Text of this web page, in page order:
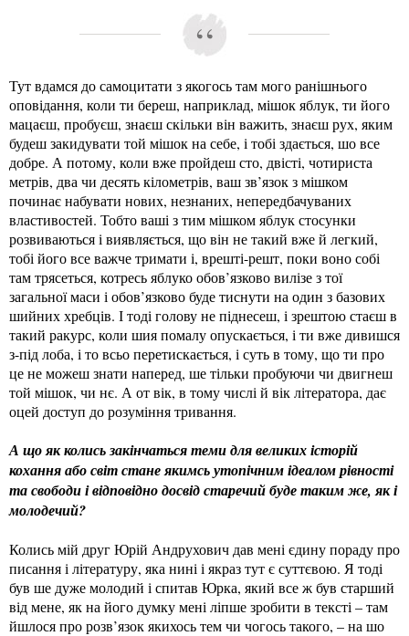
Тут вдамся до самоцитати з якогось там мого ранішнього
оповідання, коли ти береш, наприклад, мішок яблук, ти його
мацаєш, пробуєш, знаєш скільки він важить, знаєш рух, яким
будеш закидувати той мішок на себе, і тобі здається, шо все
добре. А потому, коли вже пройдеш сто, двісті, чотириста
метрів, два чи десять кілометрів, ваш зв’язок з мішком
починає набувати нових, незнаних, непередбачуваних
властивостей. Тобто ваші з тим мішком яблук стосунки
розвиваються і виявляється, що він не такий вже й легкий,
тобі його все важче тримати і, врешті-решт, поки воно собі
там трясеться, котресь яблуко обов’язково вилізе з тої
загальної маси і обов’язково буде тиснути на один з базових
шийних хребців. І тоді голову не піднесеш, і зрештою стаєш в
такий ракурс, коли шия помалу опускається, і ти вже дивишся
з-під лоба, і то всьо перетискається, і суть в тому, що ти про
це не можеш знати наперед, ше тільки пробуючи чи двигнеш
той мішок, чи нє. А от вік, в тому числі й вік літератора, дає
оцей доступ до розуміння тривання.
А що як колись закінчаться теми для великих історій
кохання або світ стане якимсь утопічним ідеалом рівності
та свободи і відповідно досвід старечий буде таким же, як і
молодечий?
Колись мій друг Юрій Андрухович дав мені єдину пораду про
писання і літературу, яка нині і якраз тут є суттєвою. Я тоді
був ше дуже молодий і спитав Юрка, який все ж був старший
від мене, як на його думку мені ліпше зробити в тексті – там
йшлося про розв’язок якихось тем чи чогось такого, – на шо